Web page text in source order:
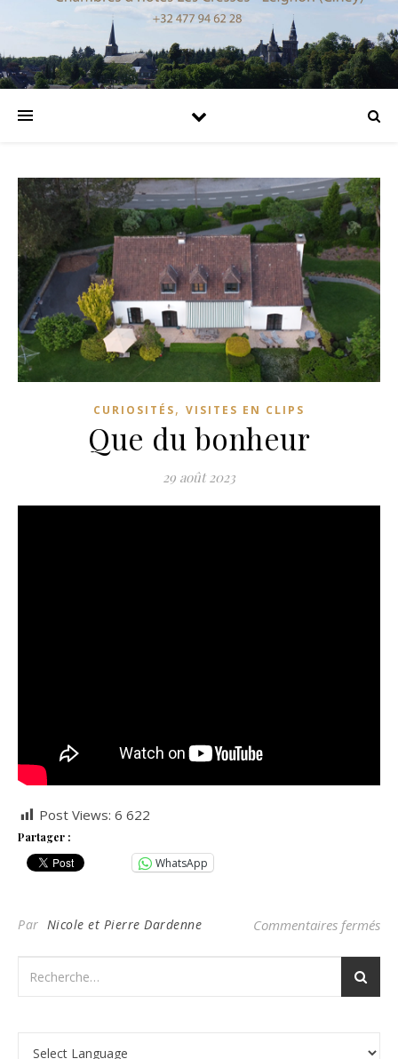
CURIOSITÉS, VISITES EN CLIPS
Que du bonheur
29 août 2023
Post Views: 6 622
Partager :
WhatsApp
Par Nicole et Pierre Dardenne Commentaires fermés